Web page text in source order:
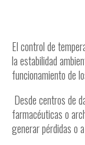
El control de
la estabilidad
funcionamiento de
Desde centros de
farmacéuticas o
generar pérdidas o